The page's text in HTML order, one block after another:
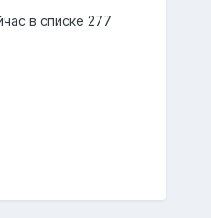
в списке 277